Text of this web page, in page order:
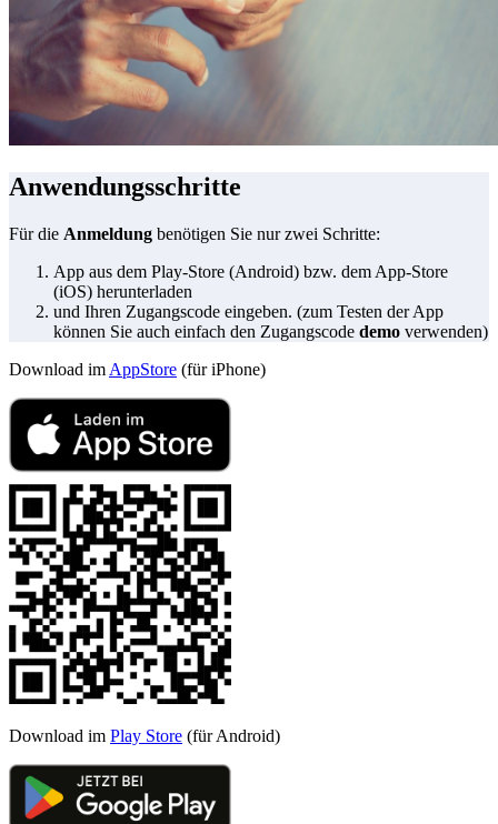
Anwendungsschritte
Für die Anmeldung benötigen Sie nur zwei Schritte:
App aus dem Play-Store (Android) bzw. dem App-Store
(iOS) herunterladen
und Ihren Zugangscode eingeben. (zum Testen der App
können Sie auch einfach den Zugangscode demo verwenden)
Download im AppStore (für iPhone)
Download im Play Store (für Android)